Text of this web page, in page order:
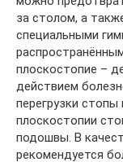
за столом, а
специальными
плоскостопие –
действием
перегрузки
плоскостопии
подошвы. В
рекомендуется